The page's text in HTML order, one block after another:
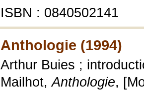
ISBN : 0840502141
Anthologie (1994)
Arthur Buies ;
Mailhot,Anthologie,